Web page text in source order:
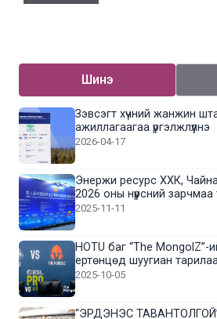
Шинэ
Зэвсэгт хүчний жанжин
ажиллагаагаа үргэлжлүүлнэ
2026-04-17
Энержи ресурс ХХК,
2026 оны нүүрсний
2025-11-11
HOTU баг “The MongolZ”-
ертөнцөд шуугиан
2025-10-05
“ЭРДЭНЭС